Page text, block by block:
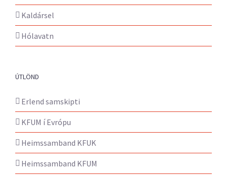
Kaldársel
Hólavatn
ÚTLÖND
Erlend samskipti
KFUM í Evrópu
Heimssamband KFUK
Heimssamband KFUM